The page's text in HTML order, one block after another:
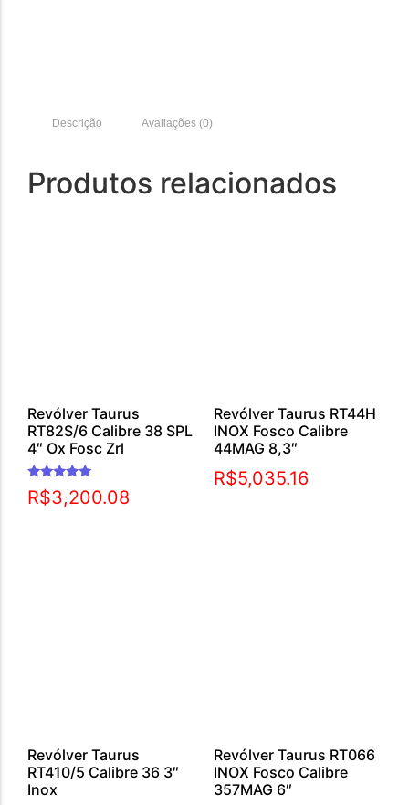
Descrição Avaliações (0)
Produtos relacionados
Revólver Taurus
RT82S/6 Calibre 38 SPL
4″ Ox Fosc Zrl
Avaliação
5.00
R$3,200.08
Revólver Taurus RT44H
INOX Fosco Calibre
44MAG 8,3″
R$5,035.16
Revólver Taurus
RT410/5 Calibre 36 3″
Inox
Revólver Taurus RT066
INOX Fosco Calibre
357MAG 6″